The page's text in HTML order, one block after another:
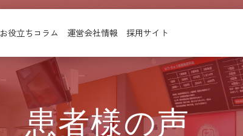
お役立ちコラム 運営会社情報 採用サイト
患者様の声